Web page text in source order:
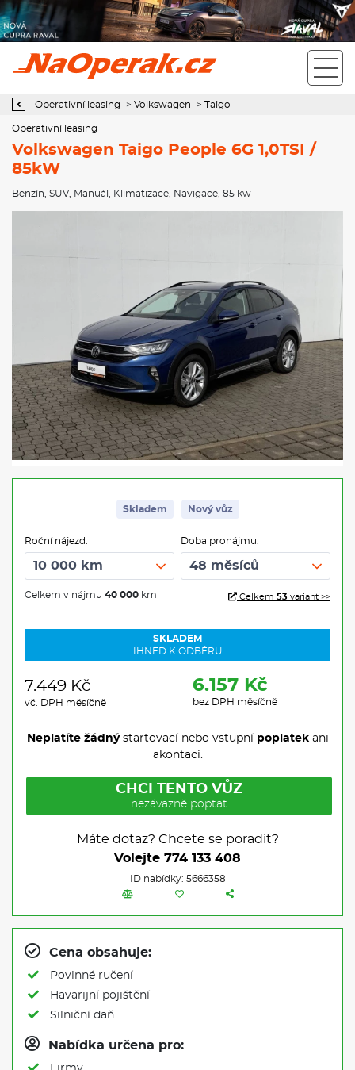
Operativní leasing Volkswagen Taigo People 6G 1,0TSI / 85kW
Operativní leasing > Volkswagen > Taigo
Operativní leasing
Volkswagen Taigo People 6G 1,0TSI /
85kW
Benzín SUV, Manuál Klimatizace Navigace , 85 kw
Skladem Nový vůz
Roční nájezd:
Celkem v nájmu 40 000 km
Doba pronájmu:
Celkem 53 variant >>
SKLADEM
IHNED K ODBĚRU
7.449 Kč
vč. DPH měsíčně
6.157 Kč
bez DPH měsíčně
Neplatíte žádnýstartovací nebo vstupní poplatekani
akontaci.
CHCI TENTO VŮZ
nezávazně poptat
Máte dotaz? Chcete se poradit?
Volejte 774 133 408
ID nabídky: 5666358
Cena obsahuje:
Povinné ručení
Havarijní pojištění
Silniční daň
Nabídka určena pro: